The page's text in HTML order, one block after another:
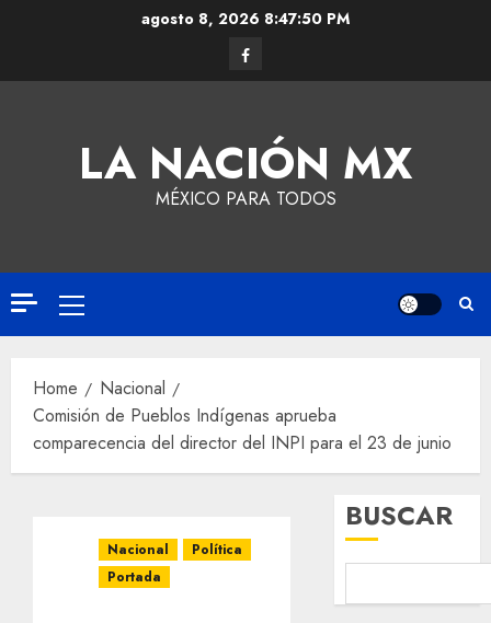
agosto 8, 20268:47:51 PM
LA NACIÓN MX
MÉXICO PARA TODOS
Home
Nacional
Comisión de Pueblos Indígenas aprueba
comparecencia del director del INPI para el 23 de junio
Nacional
Política
Portada
BUSCAR